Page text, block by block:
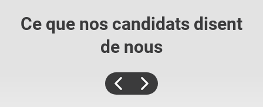
Ce que nos candidats disent
de nous